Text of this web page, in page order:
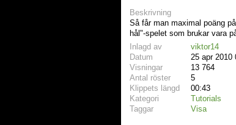
Beskrivning
Så får man maximal poäng
hål"-spelet som brukar vara
Inlagd av
viktor14
Datum
25 apr 2010
Visningar
13 764
Antal röster
5
Klippets längd
00:43
Kategori
Tutorials
Taggar
Visa